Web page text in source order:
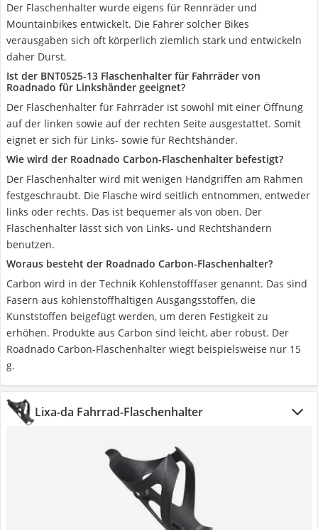
Der Flaschenhalter wurde eigens für Rennräder und
Mountainbikes entwickelt. Die Fahrer solcher Bikes
verausgaben sich oft körperlich ziemlich stark und entwickeln
daher Durst.
Ist der BNT0525-13 Flaschenhalter für Fahrräder von
Roadnado für Linkshänder geeignet?
Der Flaschenhalter für Fahrräder ist sowohl mit einer Öffnung
auf der linken sowie auf der rechten Seite ausgestattet. Somit
eignet er sich für Links- sowie für Rechtshänder.
Wie wird der Roadnado Carbon-Flaschenhalter befestigt?
Der Flaschenhalter wird mit wenigen Handgriffen am Rahmen
festgeschraubt. Die Flasche wird seitlich entnommen, entweder
links oder rechts. Das ist bequemer als von oben. Der
Flaschenhalter lässt sich von Links- und Rechtshändern
benutzen.
Woraus besteht der Roadnado Carbon-Flaschenhalter?
Carbon wird in der Technik Kohlenstofffaser genannt. Das sind
Fasern aus kohlenstoffhaltigen Ausgangsstoffen, die
Kunststoffen beigefügt werden, um deren Festigkeit zu
erhöhen. Produkte aus Carbon sind leicht, aber robust. Der
Roadnado Carbon-Flaschenhalter wiegt beispielsweise nur 15
g.
Lixa-da Fahrrad-Flaschenhalter